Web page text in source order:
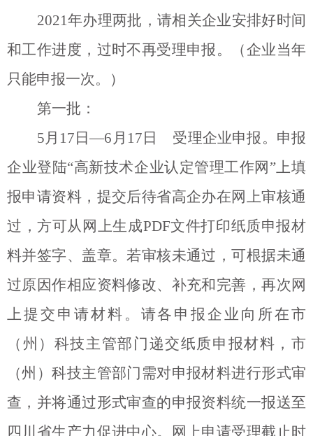
2021年办理两批，请相关企业安排好时间
和工作进度，过时不再受理申报。（企业当年
只能申报一次。）
第一批：
5月 17 日—6 月 17 日
受理企业申报。申报
企业登陆“高新技术企业认定管理工作网 ”上填
报申请资料，提交后待省高企办在网上审核通
过，方可从网上生成PDF文件打印纸质申报材
料并签字、盖章。若审核未通过，可根据未通
过原因作相应资料修改、补充和完善，再次网
上提交申请材料。请各申报企业向所在市
（州）科技主管部门递交纸质申报材料，市
（州）科技主管部门需对申报材料进行形式审
查，并将通过形式审查的申报资料统一报送至
四川省生产力促进中心。网上申请受理截止时